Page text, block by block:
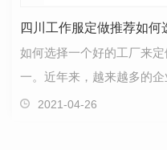
四川工作服定做推荐如
如何选择一个好的工厂来
一。近年来，越来越多的
重视工作服能够给企业带
2021-04-26